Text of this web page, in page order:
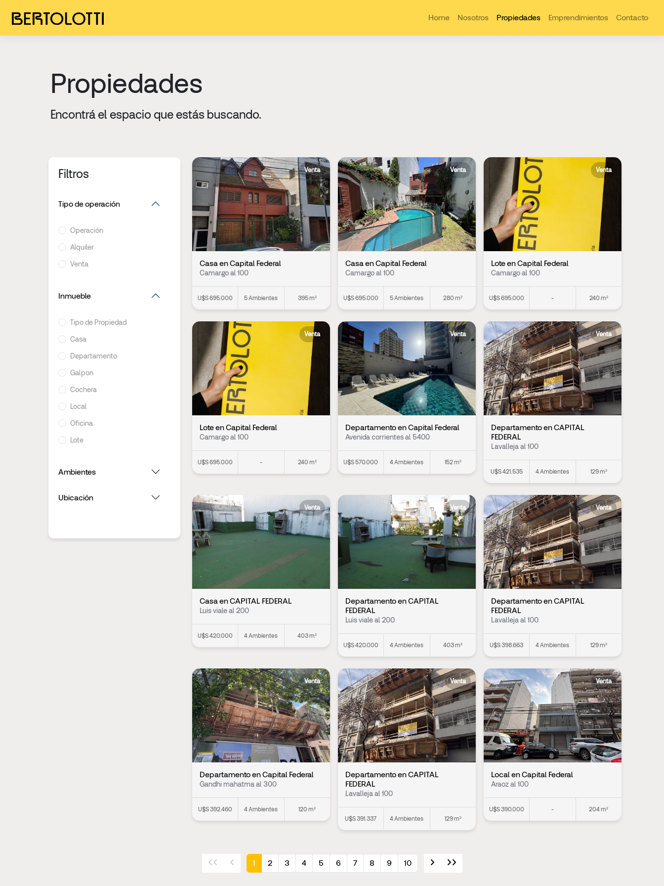
Home Nosotros Propiedades Emprendimientos Contacto
Propiedades
Encontrá el espacio que estás buscando.
Filtros
Tipo de operación
Operación
Alquiler
Venta
Inmueble
Tipo de Propiedad
Casa
Departamento
Galpon
Cochera
Local
Oficina
Lote
Ambientes
Ubicación
Venta
Casa en Capital Federal
Camargo al 100
U$S 695.000 5 Ambientes 395 m²
Venta
Casa en Capital Federal
Camargo al 100
U$S 695.000 5 Ambientes 280 m²
Venta
Lote en Capital Federal
Camargo al 100
U$S 695.000 - 240 m²
Venta
Lote en Capital Federal
Camargo al 100
U$S 695.000 - 240 m²
Venta
Departamento en Capital Federal
Avenida corrientes al 5400
U$S 570.000 4 Ambientes 152 m²
Venta
Departamento en CAPITAL
FEDERAL
Lavalleja al 100
U$S 421.535 4 Ambientes 129 m²
Venta
Casa en CAPITAL FEDERAL
Luis viale al 200
U$S 420.000 4 Ambientes 403 m²
Venta
Departamento en CAPITAL
FEDERAL
Luis viale al 200
U$S 420.000 4 Ambientes 403 m²
Venta
Departamento en CAPITAL
FEDERAL
Lavalleja al 100
U$S 398.663 4 Ambientes 129 m²
Venta
Departamento en Capital Federal
Gandhi mahatma al 300
U$S 392.460 4 Ambientes 120 m²
Venta
Departamento en CAPITAL
FEDERAL
Lavalleja al 100
U$S 391.337 4 Ambientes 129 m²
Venta
Local en Capital Federal
Araoz al 100
U$S 390.000 - 204 m²
1 2 3 4 5 6 7 8 9 10